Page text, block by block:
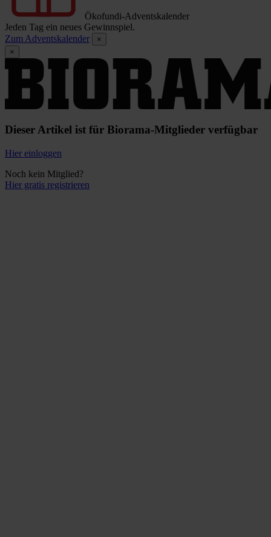
Ökofundi-Adventskalender
Jeden Tag ein neues Gewinnspiel.
Zum Adventskalender
×
×
Dieser Artikel ist für Biorama-Mitglieder verfügbar
Hier einloggen
Noch kein Mitglied?
Hier gratis registrieren